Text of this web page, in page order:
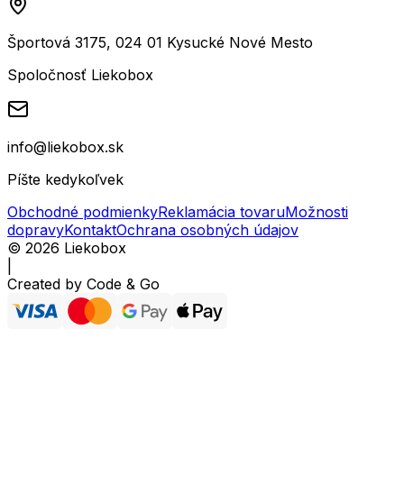
Športová 3175, 024 01 Kysucké Nové Mesto
Spoločnosť Liekobox
info@liekobox.sk
Píšte kedykoľvek
Obchodné podmienkyReklamácia tovaruMožnosti
dopravyKontaktOchrana osobných údajov
© 2026 Liekobox
Created by Code & Go